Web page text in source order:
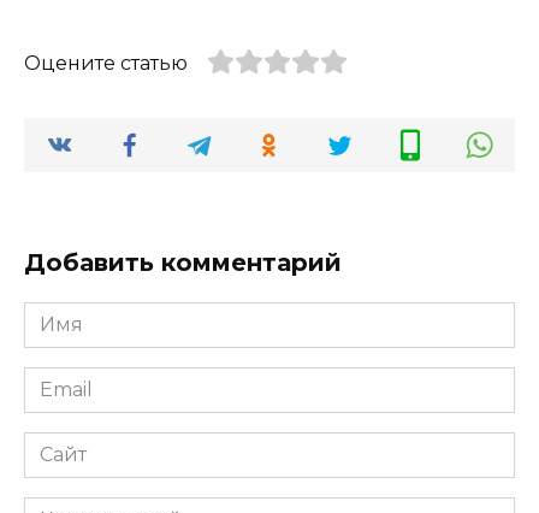
Оцените статью
Добавить комментарий
Имя
*
Email
*
Сайт